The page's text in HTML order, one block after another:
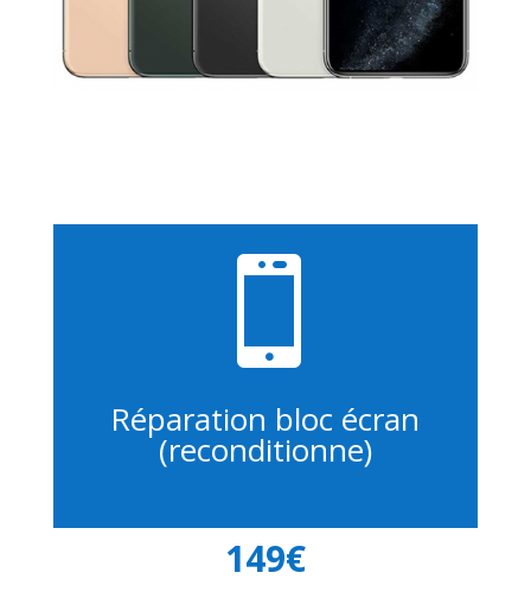

Réparation bloc écran
(reconditionne)
149€